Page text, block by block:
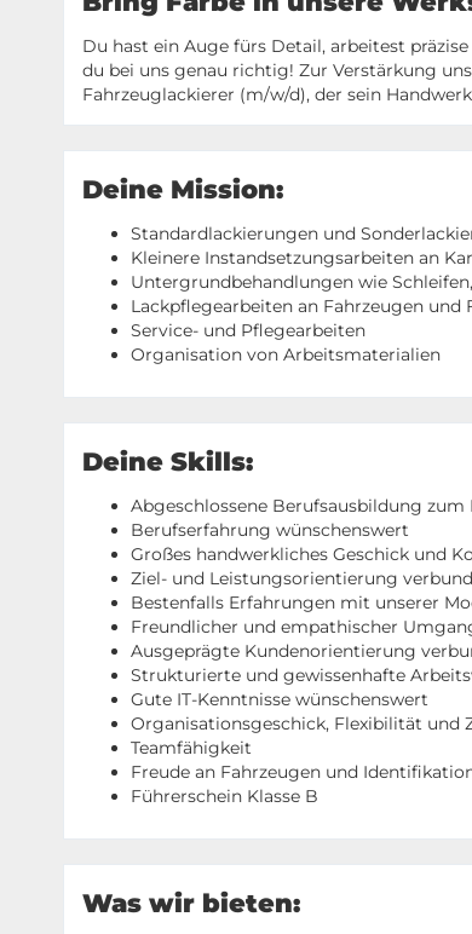
Du hast ein Auge fürs Detail, arbeitest
du bei uns genau richtig! Zur Verstärkung
Fahrzeuglackierer (m/w/d), der sein
Deine Mission:
Standardlackierungen und
Kleinere Instandsetzungsarbeiten an
Untergrundbehandlungen wie
Lackpflegearbeiten an Fahrzeugen und
Service- und Pflegearbeiten
Organisation von Arbeitsmaterialien
Deine Skills:
Abgeschlossene Berufsausbildung
Berufserfahrung wünschenswert
Großes handwerkliches Geschick und
Ziel- und Leistungsorientierung
Bestenfalls Erfahrungen mit unserer
Freundlicher und empathischer
Ausgeprägte Kundenorientierung
Strukturierte und gewissenhafte
Gute IT-Kenntnisse wünschenswert
Organisationsgeschick, Flexibilität und
Teamfähigkeit
Freude an Fahrzeugen und
Führerschein Klasse B
Was wir bieten: